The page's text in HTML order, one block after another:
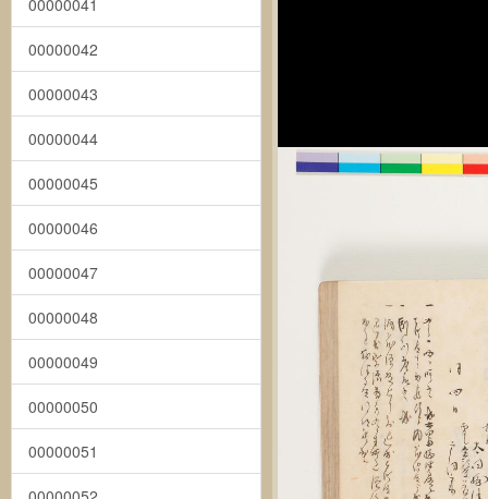
00000041
00000042
00000043
00000044
00000045
00000046
00000047
00000048
00000049
00000050
00000051